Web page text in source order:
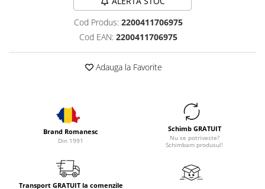
Cod Produs: 2200411706975
Cod EAN: 2200411706975
Adauga la Favorite
Brand Romanesc
Din 1991
Schimb GRATUIT
Nu se potriveste?
Schimbam produsul!
Transport GRATUIT la comenzile